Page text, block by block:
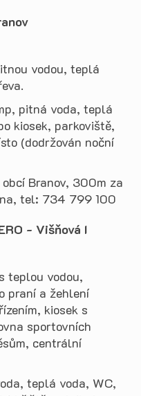
vodou, teplá
pitná voda, teplá
kiosek, parkoviště,
(dodržován noční
obcí Branov, 300m za
tel: 734 799 100
- Višňová I
teplou vodou,
praní a žehlení
kiosek s
sportovních
centrální
teplá voda, WC,